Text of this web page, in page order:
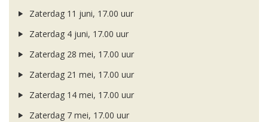
Zaterdag 11 juni, 17.00 uur
Zaterdag 4 juni, 17.00 uur
Zaterdag 28 mei, 17.00 uur
Zaterdag 21 mei, 17.00 uur
Zaterdag 14 mei, 17.00 uur
Zaterdag 7 mei, 17.00 uur